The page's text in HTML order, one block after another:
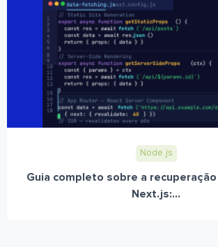
Node.js
Guia completo sobre a
Next.js:...